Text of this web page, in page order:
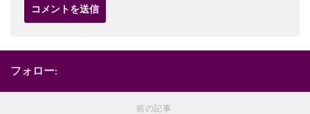
フォロー:
前の記事